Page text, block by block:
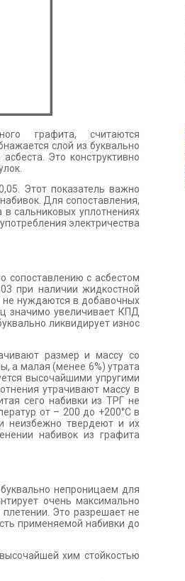
графита, считаются
слой из буквально
Это конструктивно
Этот показатель важно
Для сопоставления,
сальниковых уплотнениях
электричества
сопоставлению с асбестом
при наличии жидкостной
не нуждаются в добавочных
значимо увеличивает КПД
ликвидирует износ
размер и массу со
а малая (менее 6%) утрата
высочайшими упругими
утрачивают массу в
сего набивки из ТРГ не
от – 200 до +200°С в
неизбежно твердеют и их
набивок из графита
непроницаем для
очень максимально
Это разрешает не
применяемой набивки до
хим стойкостью